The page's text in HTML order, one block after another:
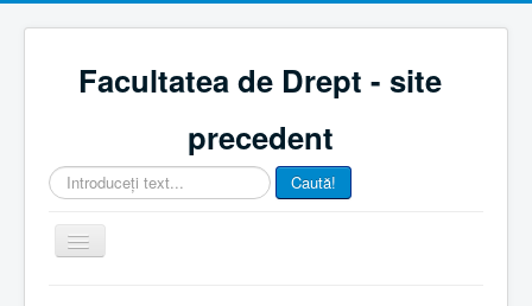
Facultatea de Drept - site
precedent
Căutare
...
Caută!
Comută
navigarea